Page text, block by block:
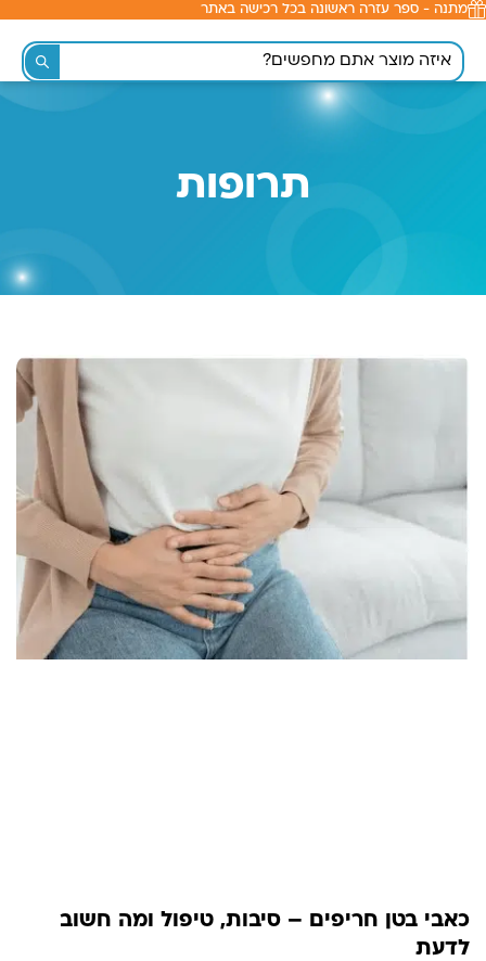
לתוכן
מתנה - ספר עזרה ראשונה בכל רכישה באתר
תרופות
כאבי בטן חריפים – סיבות, טיפול ומה חשוב
לדעת